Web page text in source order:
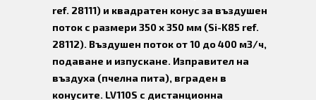
ref. 28111) и квадратен конус за въздушен
поток с размери 350 x 350 мм (Si-K85 ref.
28112). Въздушен поток от 10 до 400 м3/ч,
подаване и изпускане. Изправител на
въздуха (пчелна пита), вграден в
конусите. LV110S с дистанционна